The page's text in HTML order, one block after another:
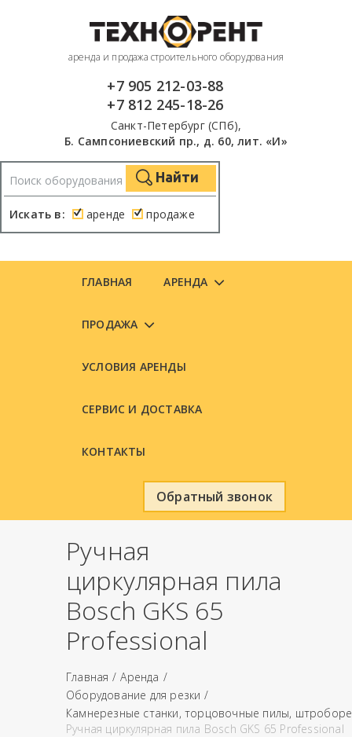
аренда и продажа строительного оборудования
+7 905 212-03-88
+7 812 245-18-26
Санкт-Петербург (СПб),
Б. Сампсониевский пр., д. 60, лит. «И»
Искать в: аренде продаже
Найти
ГЛАВНАЯ АРЕНДА
ПРОДАЖА
УСЛОВИЯ АРЕНДЫ
СЕРВИС И ДОСТАВКА
КОНТАКТЫ
Обратный звонок
Ручная
циркулярная пила
Bosch GKS 65
Professional
Главная
Аренда
Оборудование для резки
Камнерезные станки, торцовочные пилы,
Ручная циркулярная пила Bosch GKS 65 Professional